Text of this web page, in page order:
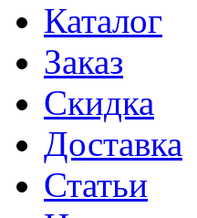
Каталог
Заказ
Скидка
Доставка
Статьи